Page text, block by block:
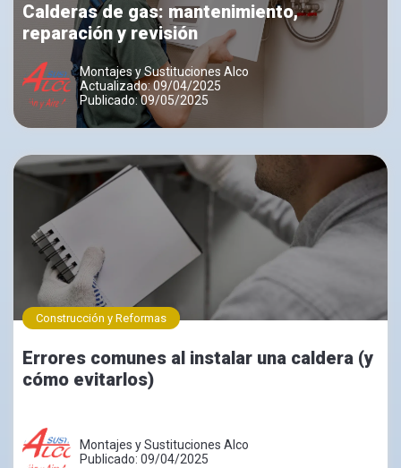
Calderas de gas: mantenimiento,
reparación y revisión
Montajes y Sustituciones Alco
Actualizado: 09/04/2025
Publicado: 09/05/2025
Construcción y Reformas
Errores comunes al instalar una caldera (y
cómo evitarlos)
Montajes y Sustituciones Alco
Publicado: 09/04/2025